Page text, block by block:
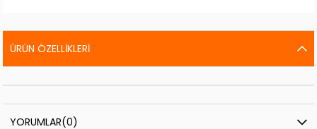
ÜRÜN ÖZELLIKLERI
YORUMLAR(0)